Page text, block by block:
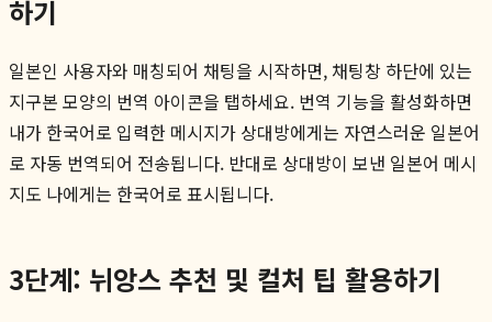
하기
일본인 사용자와 매칭되어 채팅을 시작하면, 채팅창 하단에 있는
지구본 모양의 번역 아이콘을 탭하세요. 번역 기능을 활성화하면
내가 한국어로 입력한 메시지가 상대방에게는 자연스러운 일본어
로 자동 번역되어 전송됩니다. 반대로 상대방이 보낸 일본어 메시
지도 나에게는 한국어로 표시됩니다.
3단계: 뉘앙스 추천 및 컬처 팁 활용하기